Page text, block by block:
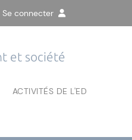
connecter
et société
ACTIVITÉS DE L'ED